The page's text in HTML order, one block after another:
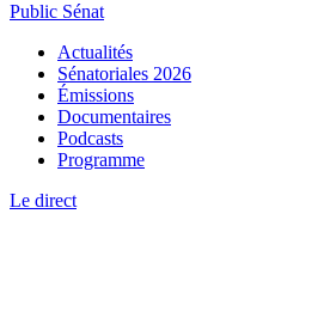
Public Sénat
Actualités
Sénatoriales 2026
Émissions
Documentaires
Podcasts
Programme
Le direct